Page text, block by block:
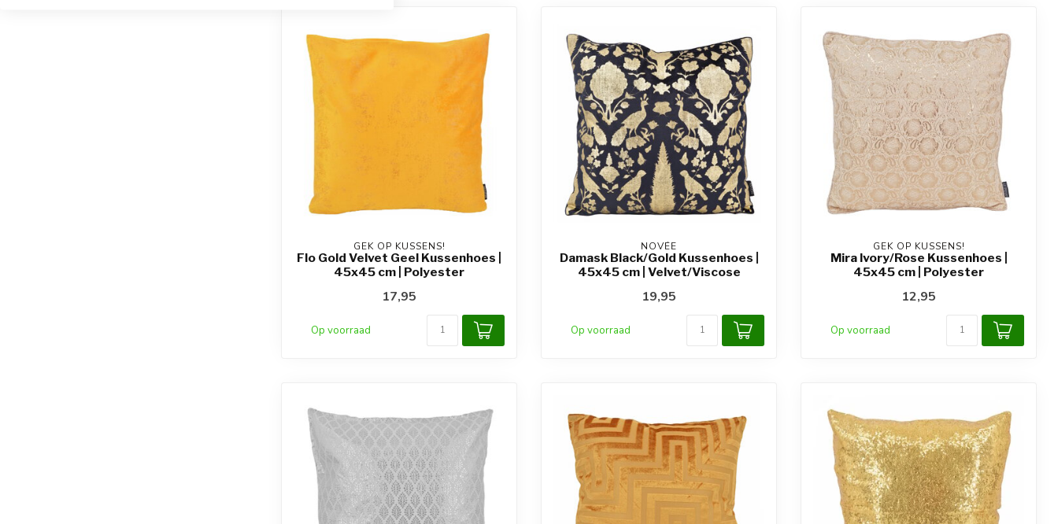
GEK OP KUSSENS!
Flo Gold Velvet Geel Kussenhoes |
45x45 cm | Polyester
17,95
Op voorraad
NOVÉE
Damask Black/Gold Kussenhoes |
45x45 cm | Velvet/Viscose
19,95
Op voorraad
GEK OP KUSSENS!
Mira Ivory/Rose Kussenhoes |
45x45 cm | Polyester
12,95
Op voorraad